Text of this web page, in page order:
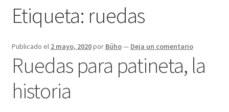
Finalizar compra
Carrito
Tienda
Etiqueta: ruedas
Publicado el 2 mayo, 2020por Búho— Deja un comentario
Ruedas para patineta, la
historia